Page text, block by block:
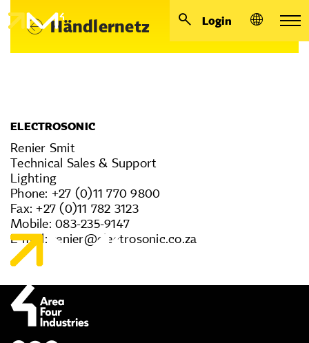
Login
Händlernetz
ELECTROSONIC
Renier Smit
Technical Sales & Support
Lighting
Phone: +27 (0)11 770 9800
Fax: +27 (0)11 782 3123
Mobile: 083-235-9147
E-mail: renier@electrosonic.co.za